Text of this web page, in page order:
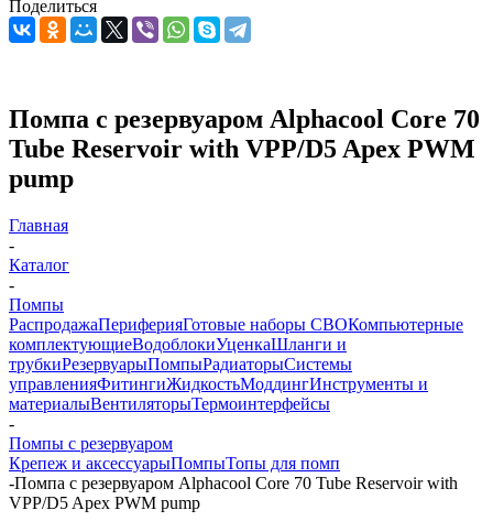
Поделиться
Помпа с резервуаром Alphacool Core 70
Tube Reservoir with VPP/D5 Apex PWM
pump
Главная
-
Каталог
-
Помпы
РаспродажаПериферияГотовые наборы СВОКомпьютерные
комплектующиеВодоблокиУценкаШланги и
трубкиРезервуарыПомпыРадиаторыСистемы
управленияФитингиЖидкостьМоддингИнструменты и
материалыВентиляторыТермоинтерфейсы
-
Помпы с резервуаром
Крепеж и аксессуарыПомпыТопы для помп
-Помпа с резервуаром Alphacool Core 70 Tube Reservoir with
VPP/D5 Apex PWM pump